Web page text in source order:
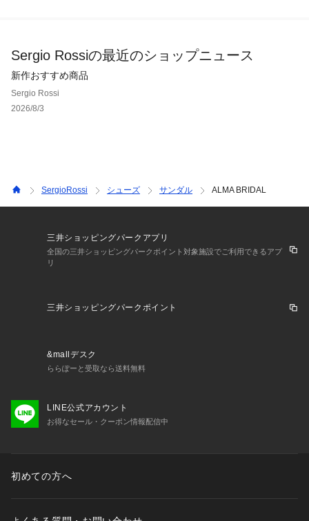
Sergio Rossiの最近のショップニュース
新作おすすめ商品
Sergio Rossi
2026/8/3
SergioRossi シューズ サンダル ALMA BRIDAL
三井ショッピングパークアプリ
全国の三井ショッピングパークポイント対象施設でご利用できるアプ
リ
三井ショッピングパークポイント
&mallデスク
ららぽーと受取なら送料無料
LINE公式アカウント
お得なセール・クーポン情報配信中
初めての方へ